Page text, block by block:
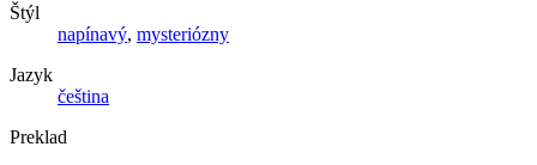
Štýl
napínavý, mysteriózny
Jazyk
čeština
Preklad